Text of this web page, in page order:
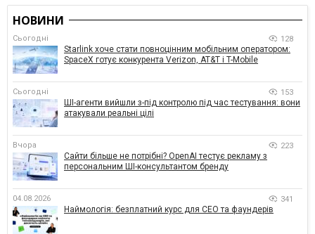
НОВИНИ
Сьогодні 128
Starlink хоче стати повноцінним мобільним оператором:
SpaceX готує конкурента Verizon, AT&T і T-Mobile
Сьогодні 153
ШІ-агенти вийшли з-під контролю під час тестування: вони
атакували реальні цілі
Вчора 223
Сайти більше не потрібні? OpenAI тестує рекламу з
персональним ШІ-консультантом бренду
04.08.2026 341
Наймологія: безплатний курс для CEO та фаундерів